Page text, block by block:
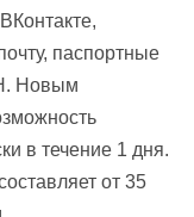
паспортные
Новым
в течение 1 дня.
от 35